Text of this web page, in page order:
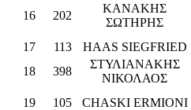
16 202
ΚΑΝΑΚΗΣ
ΣΩΤΗΡΗΣ
17 113 HAAS SIEGFRIED
18
398
ΣΤΥΛΙΑΝΑΚΗΣ
ΝΙΚΟΛΑΟΣ
19 105 CHASKI ERMIONI